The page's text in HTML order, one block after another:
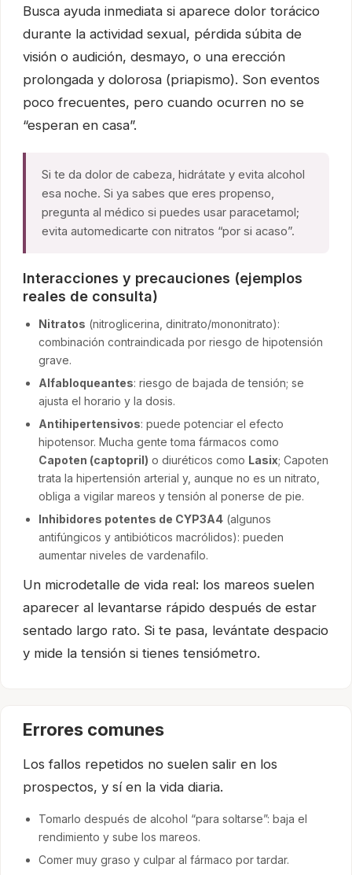
Busca ayuda inmediata si aparece dolor torácico
durante la actividad sexual, pérdida súbita de
visión o audición, desmayo, o una erección
prolongada y dolorosa (priapismo). Son eventos
poco frecuentes, pero cuando ocurren no se
“esperan en casa”.
Si te da dolor de cabeza, hidrátate y evita alcohol
esa noche. Si ya sabes que eres propenso,
pregunta al médico si puedes usar paracetamol;
evita automedicarte con nitratos “por si acaso”.
Interacciones y precauciones (ejemplos
reales de consulta)
Nitratos (nitroglicerina, dinitrato/mononitrato):
combinación contraindicada por riesgo de hipotensión
grave.
Alfabloqueantes: riesgo de bajada de tensión; se
ajusta el horario y la dosis.
Antihipertensivos: puede potenciar el efecto
hipotensor. Mucha gente toma fármacos como
Capoten (captopril) o diuréticos como Lasix; Capoten
trata la hipertensión arterial y, aunque no es un nitrato,
obliga a vigilar mareos y tensión al ponerse de pie.
Inhibidores potentes de CYP3A4 (algunos
antifúngicos y antibióticos macrólidos): pueden
aumentar niveles de vardenafilo.
Un microdetalle de vida real: los mareos suelen
aparecer al levantarse rápido después de estar
sentado largo rato. Si te pasa, levántate despacio
y mide la tensión si tienes tensiómetro.
Errores comunes
Los fallos repetidos no suelen salir en los
prospectos, y sí en la vida diaria.
Tomarlo después de alcohol “para soltarse”: baja el
rendimiento y sube los mareos.
Comer muy graso y culpar al fármaco por tardar.